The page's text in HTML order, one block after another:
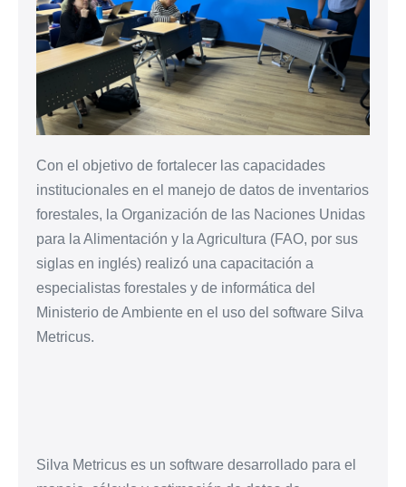
Con el objetivo de fortalecer las capacidades
institucionales en el manejo de datos de inventarios
forestales, la Organización de las Naciones Unidas
para la Alimentación y la Agricultura (FAO, por sus
siglas en inglés) realizó una capacitación a
especialistas forestales y de informática del
Ministerio de Ambiente en el uso del software Silva
Metricus.
Silva Metricus es un software desarrollado para el